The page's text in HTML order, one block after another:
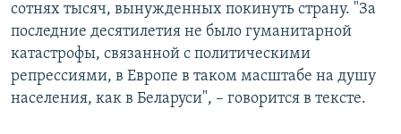
сотнях тысяч, вынужденных покинуть страну. "За
последние десятилетия не было гуманитарной
катастрофы, связанной с политическими
репрессиями, в Европе в таком масштабе на душу
населения, как в Беларуси", – говорится в тексте.